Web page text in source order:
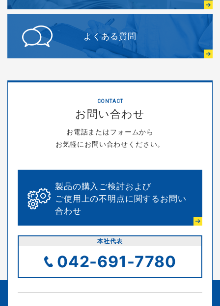
よくある質問
CONTACT
お問い合わせ
お電話またはフォームから
お気軽にお問い合わせください。
製品の購入ご検討および
ご使用上の不明点に関するお問い
合わせ
本社代表
042-691-7780